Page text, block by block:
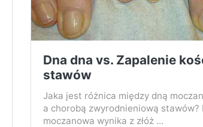
Dna dna vs. Zapalenie
stawów
Jaka jest różnica między dną
a chorobą zwyrodnieniową stawów?
moczanowa wynika z złóż ...